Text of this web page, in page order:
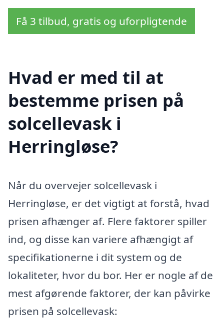
Få 3 tilbud, gratis og uforpligtende
Hvad er med til at
bestemme prisen på
solcellevask i
Herringløse?
Når du overvejer solcellevask i
Herringløse, er det vigtigt at forstå, hvad
prisen afhænger af. Flere faktorer spiller
ind, og disse kan variere afhængigt af
specifikationerne i dit system og de
lokaliteter, hvor du bor. Her er nogle af de
mest afgørende faktorer, der kan påvirke
prisen på solcellevask: